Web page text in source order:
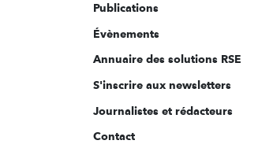
Publications
Évènements
Annuaire des solutions RSE
S'inscrire aux newsletters
Journalistes et rédacteurs
Contact